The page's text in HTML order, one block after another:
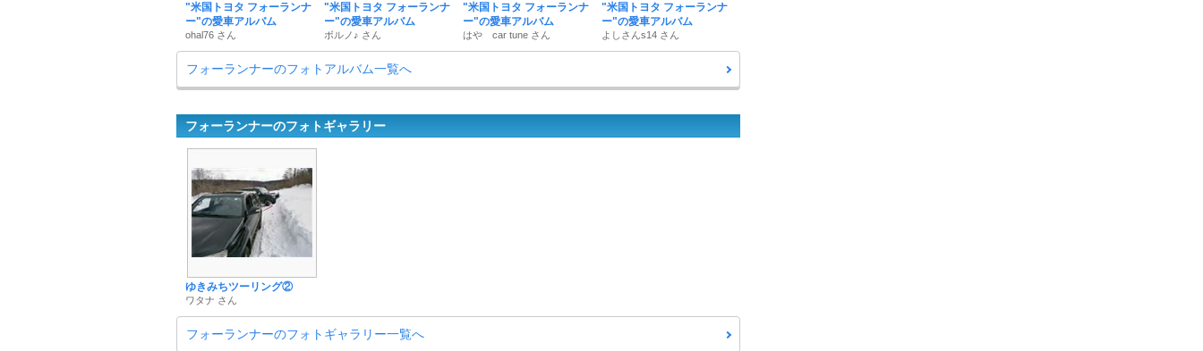
"米国トヨタ フォーランナ
ー"の愛車アルバム
ohal76 さん
"米国トヨタ フォーランナ
ー"の愛車アルバム
ボルノ♪ さん
"米国トヨタ フォーランナ
ー"の愛車アルバム
はや car tune さん
"米国トヨタ フォーランナ
ー"の愛車アルバム
よしさんs14 さん
フォーランナーのフォトアルバム一覧へ
フォーランナーのフォトギャラリー
ゆきみちツーリング②
ワタナ さん
フォーランナーのフォトギャラリー一覧へ